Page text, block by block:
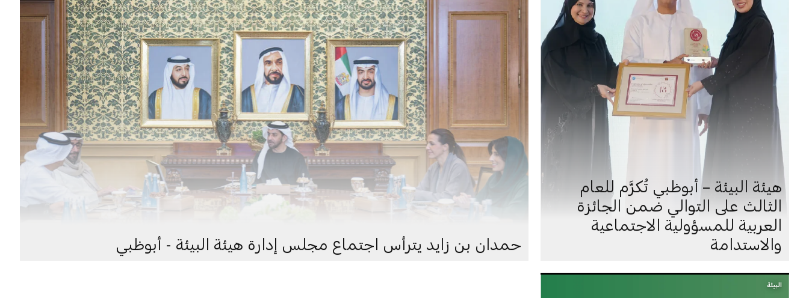
هيئة البيئة – أبوظبي تُكرَّم للعام
الثالث على التوالي ضمن الجائزة
العربية للمسؤولية الاجتماعية
والاستدامة
حمدان بن زايد يترأس اجتماع مجلس إدارة هيئة البيئة - أبوظبي
البيئة